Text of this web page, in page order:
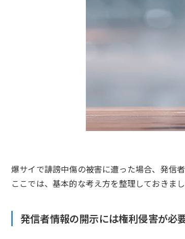
爆サイで誹謗中傷の被害に遭った場合、発信
ここでは、基本的な考え方を整理しておきまし
発信者情報の開示には権利侵害が必